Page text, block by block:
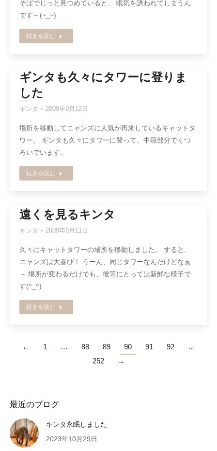
そばでじっと見つめていると、 眠気を誘われてしまうん
です～(~_~)
続きを読む
ギンタも久々にタワーに登りま
した
ギンタ 2009年9月12日
場所を移動してニャンズに人気が再来しているキャットタ
ワー。 ギンタも久々にタワーに登って、中段部分でくつ
ろいでいます。
続きを読む
遠くを見るキンタ
キンタ 2009年9月11日
久々にキャットタワーの場所を移動しました。 すると、
ニャンズは大喜び！ うーん、同じタワーなんだけどなぁ
～ 場所が変わるだけでも、彼等にとっては新鮮な様子で
す(^_^)
続きを読む
← 1 … 88 89 90 91 92
…
252
→
最近のブログ
キンタ永眠しました
2023年10月29日